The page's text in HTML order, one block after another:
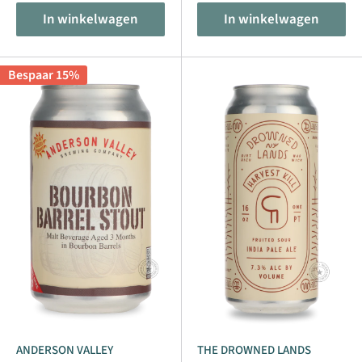
De verschillende hierboven besproken biersoorten
worden gebrouwen met verschillende stijlen. De stijl
waarin een specifiek bier wordt gebrouwen kan
afhangen van de brouwerij waarin het wordt gemaakt,
maar kan ook afhangen van de ingrediënten die in een
bepaalde regio verkrijgbaar zijn. De smaken van de
verschillende bierstijlen variëren door de selectie van
hop, mout en gist, maar ook door aanvullende
ingrediënten zoals fruit en aroma’s. Naast de smaak van
de bieren hebben deze ingrediënten ook invloed op de
kleur van het biertype. Bij Beer Republic vind je allerlei
soorten bieren in verschillende stijlen. Wij zijn de online
In winkelwagen In winkelwagen
Bespaar 15%
ANDERSON VALLEY THE DROWNED LANDS